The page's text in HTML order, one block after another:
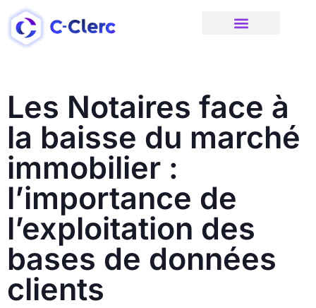
Les Notaires face à
la baisse du marché
immobilier :
l’importance de
l’exploitation des
bases de données
clients